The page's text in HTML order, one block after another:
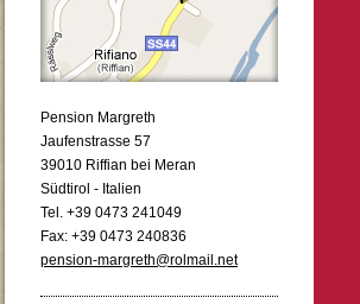
Pension Margreth
Jaufenstrasse 57
39010 Riffian bei Meran
Südtirol - Italien
Tel. +39 0473 241049
Fax: +39 0473 240836
pension-margreth@rolmail.net